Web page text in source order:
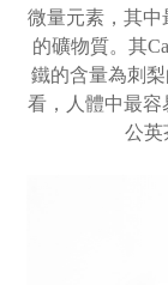
微量元素，其中
的礦物質。其
鐵的含量為刺
看，人體中最容
公英